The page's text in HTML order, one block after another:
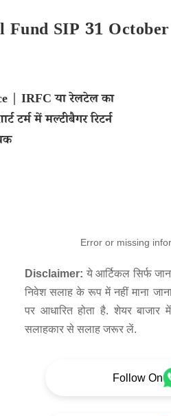
SIP 31
| IRFC या रेलटेल का
टर्म में मल्टीबैगर रिटर्न
Error or missing
Disclaimer: ये आर्टिकल सिर्फ
निवेश सलाह के रूप में नहीं माना
पर आधारित होता है. शेयर
सलाहकार से सलाह जरूर लें.
Follow On